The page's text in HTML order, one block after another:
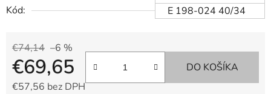
Kód:
E 198-024 40/34
€74,14 –6 %
€69,65
€57,56 bez DPH
DO KOŠÍKA